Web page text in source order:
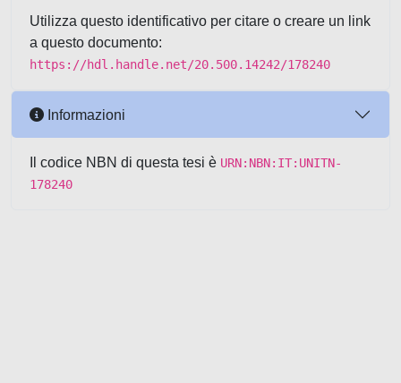
Utilizza questo identificativo per citare o creare un link
a questo documento:
https://hdl.handle.net/20.500.14242/178240
Informazioni
Il codice NBN di questa tesi è URN:NBN:IT:UNITN-
178240